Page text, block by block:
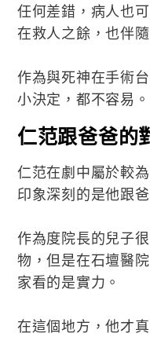
任何差錯，病人也
在救人之餘，也伴
作為與死神在手術
小決定，都不容易。
仁范跟爸爸的
仁范在劇中屬於較
印象深刻的是他跟
作為度院長的兒子
物，但是在石壇醫
家看的是實力。
在這個地方，他才